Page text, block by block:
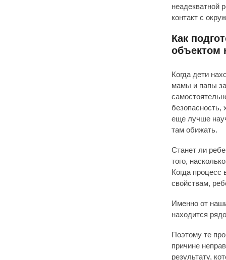
неадекватной
контакт с
Как
объектом
Когда дети
мамы и папы
безопасность,
еще лучше
там обижать.
Станет ли
того,
Когда
свойствам,
Именно от
находится
Поэтому те
причине
результату,